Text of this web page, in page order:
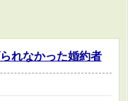
れなかった婚約者